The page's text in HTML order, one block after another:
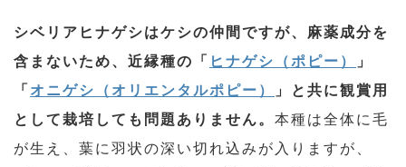
シベリアヒナゲシはケシの仲間ですが、麻薬成分を
含まないため、近縁種の「 ヒナゲシ（ポピー）
」
「 オニゲシ（オリエンタルポピー）
」と共に観賞用
として栽培しても問題ありません。 本種は全体に毛
が生え、葉に羽状の深い切れ込みが入りますが、